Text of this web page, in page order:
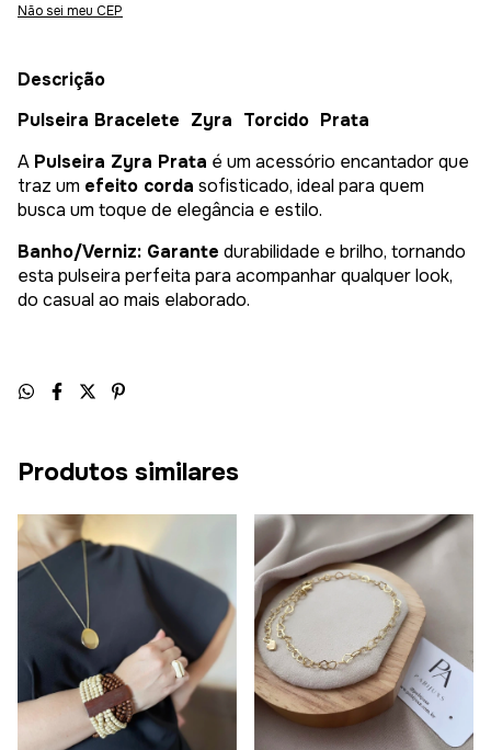
Não sei meu CEP
Descrição
Pulseira Bracelete Zyra Torcido Prata
A Pulseira Zyra Prata é um acessório encantador que
traz um efeito corda sofisticado, ideal para quem
busca um toque de elegância e estilo.
Banho/Verniz: Garante durabilidade e brilho, tornando
esta pulseira perfeita para acompanhar qualquer look,
do casual ao mais elaborado.
Produtos similares